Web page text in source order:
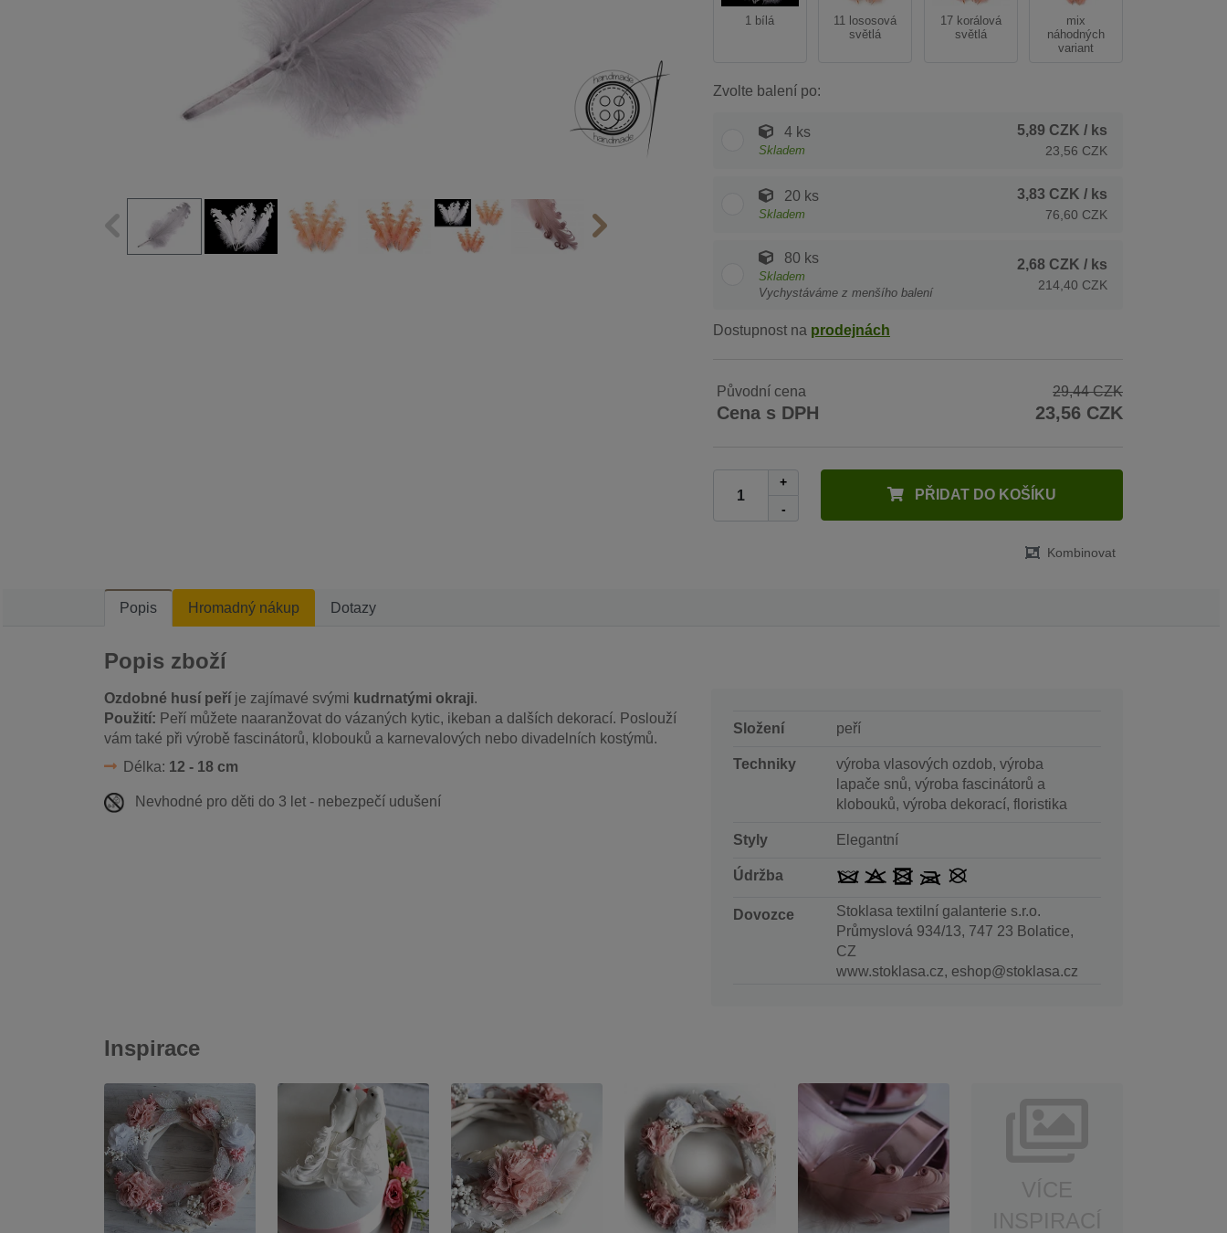
1 bílá
11 lososová
světlá
17 korálová
světlá
mix
náhodných
variant
Zvolte balení po:
4 ks
Skladem
5,89 CZK / ks
23,56 CZK
20 ks
Skladem
3,83 CZK / ks
76,60 CZK
80 ks
Skladem
Vychystáváme z menšího balení
2,68 CZK / ks
214,40 CZK
Dostupnost na prodejnách
Původní cena 29,44 CZK
Cena s DPH 23,56 CZK
+
-
PŘIDAT DO KOŠÍKU
Kombinovat
Popis Hromadný nákup Dotazy
Popis zboží
Ozdobné husí peří je zajímavé svými kudrnatými okraji.
Použití: Peří můžete naaranžovat do vázaných kytic, ikeban a dalších dekorací. Poslouží
vám také při výrobě fascinátorů, klobouků a karnevalových nebo divadelních kostýmů.
Délka: 12 - 18 cm
Nevhodné pro děti do 3 let - nebezpečí udušení
Složení peří
Techniky
výroba vlasových ozdob, výroba
lapače snů, výroba fascinátorů a
klobouků, výroba dekorací, floristika
Styly Elegantní
Údržba
Dovozce
Stoklasa textilní galanterie s.r.o.
Průmyslová 934/13, 747 23 Bolatice,
CZ
www.stoklasa.cz, eshop@stoklasa.cz
Inspirace